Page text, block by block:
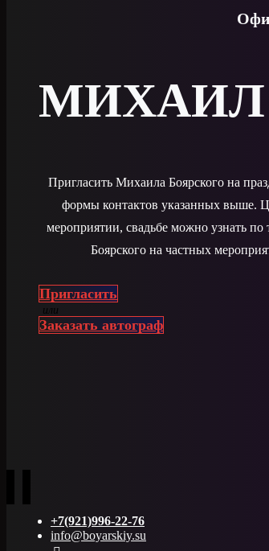
МИХАИЛ
Пригласить Михаила Боярского на
формы контактов указанных выше.
мероприятии, свадьбе можно узнать
Боярского на частных
Пригласить
или
Заказать автограф
+7(921)996-22-76
info@boyarskiy.su